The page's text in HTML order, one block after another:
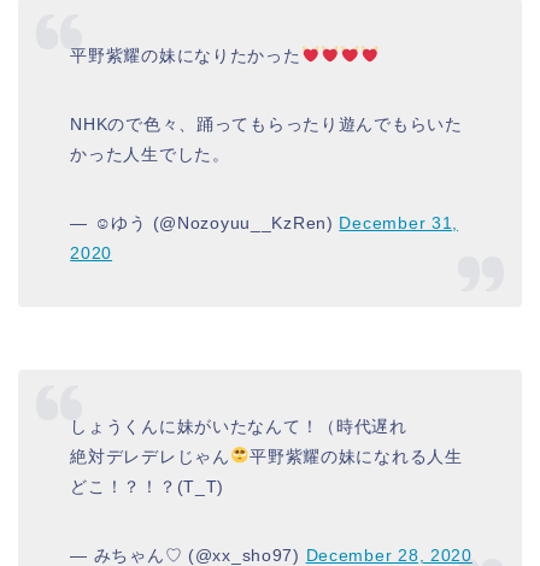
平野紫耀の妹になりたかった
NHKので色々、踊ってもらったり遊んでもらいた
かった人生でした。
— ☺︎︎︎︎ゆう (@Nozoyuu__KzRen) December 31,
2020
しょうくんに妹がいたなんて！（時代遅れ
絶対デレデレじゃん
平野紫耀の妹になれる人生
どこ！？！？(T_T)
— みちゃん♡ (@xx_sho97) December 28, 2020